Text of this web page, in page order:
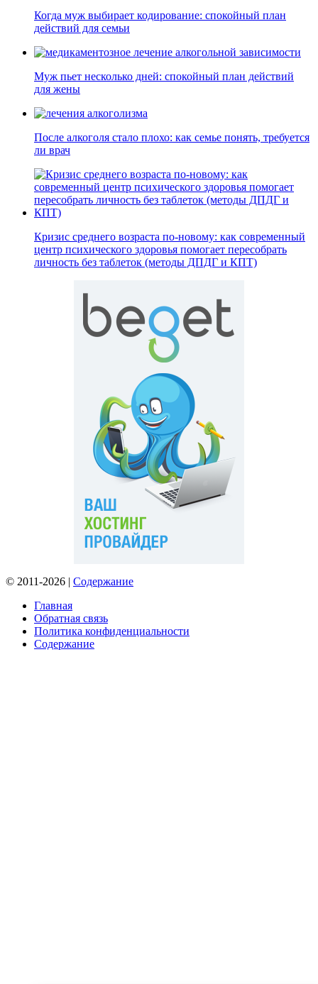
Когда муж выбирает кодирование: спокойный план
действий для семьи
Муж пьет несколько дней: спокойный план действий
для жены
После алкоголя стало плохо: как семье понять, требуется
ли врач
Кризис среднего возраста по-новому: как современный
центр психического здоровья помогает пересобрать
личность без таблеток (методы ДПДГ и КПТ)
© 2011-2026 | Содержание
Главная
Обратная связь
Политика конфиденциальности
Содержание